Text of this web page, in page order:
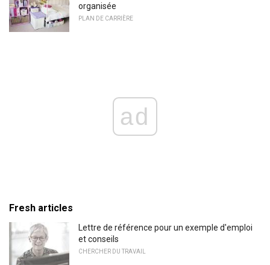
organisée
PLAN DE CARRIÈRE
ad
Fresh articles
Lettre de référence pour un exemple d'emploi
et conseils
CHERCHER DU TRAVAIL